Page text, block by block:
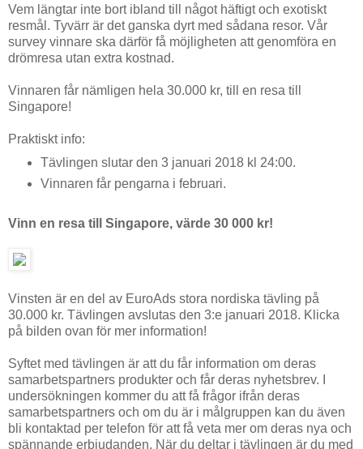
Vem längtar inte bort ibland till något häftigt och exotiskt
resmål. Tyvärr är det ganska dyrt med sådana resor. Vår
survey vinnare ska därför få möjligheten att genomföra en
drömresa utan extra kostnad.
Vinnaren får nämligen hela 30.000 kr, till en resa till
Singapore!
Praktiskt info:
Tävlingen slutar den 3 januari 2018 kl 24:00.
Vinnaren får pengarna i februari.
Vinn en resa till Singapore, värde 30 000 kr!
Vinsten är en del av EuroAds stora nordiska tävling på
30.000 kr. Tävlingen avslutas den 3:e januari 2018. Klicka
på bilden ovan för mer information!
Syftet med tävlingen är att du får information om deras
samarbetspartners produkter och får deras nyhetsbrev. I
undersökningen kommer du att få frågor ifrån deras
samarbetspartners och om du är i målgruppen kan du även
bli kontaktad per telefon för att få veta mer om deras nya och
spännande erbjudanden. När du deltar i tävlingen är du med